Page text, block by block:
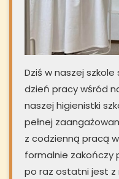
Dziś w naszej
dzień pracy wśród
naszej higienistki
pełnej
z codzienną pracą
formalnie zakończy
po raz ostatni jest z